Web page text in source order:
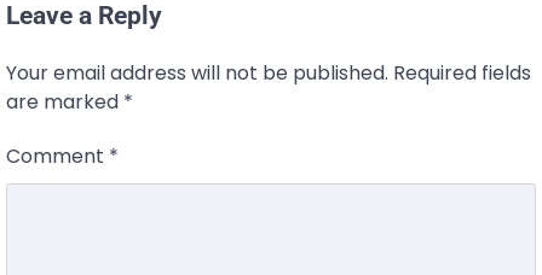
Leave a Reply
Your email address will not be published. Required fields
are marked *
Comment *